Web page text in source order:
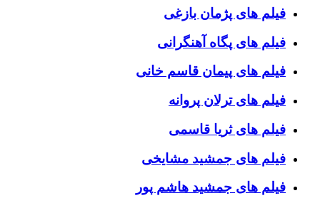
فیلم های پژمان بازغی
فیلم های پگاه آهنگرانی
فیلم های پیمان قاسم خانی
فیلم های ترلان پروانه
فیلم های ثریا قاسمی
فیلم های جمشید مشایخی
فیلم های جمشید هاشم پور